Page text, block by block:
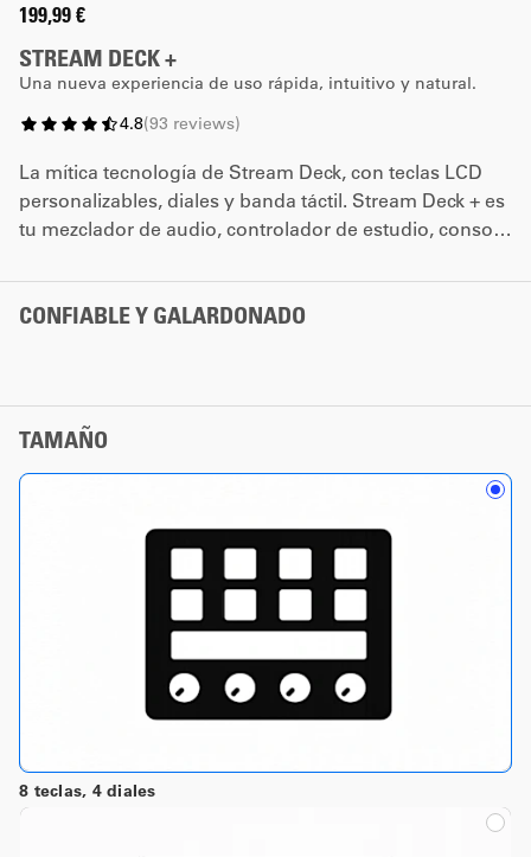
199,99 €
STREAM DECK +
Una nueva experiencia de uso rápida, intuitivo y natural.
4.8(93 reviews)
La mítica tecnología de Stream Deck, con teclas LCD
personalizables, diales y banda táctil. Stream Deck + es
tu mezclador de audio, controlador de estudio, consola
*La promoción de los diales no se puede combinar con
CONFIABLE Y GALARDONADO
TAMAÑO
8 teclas, 4 diales